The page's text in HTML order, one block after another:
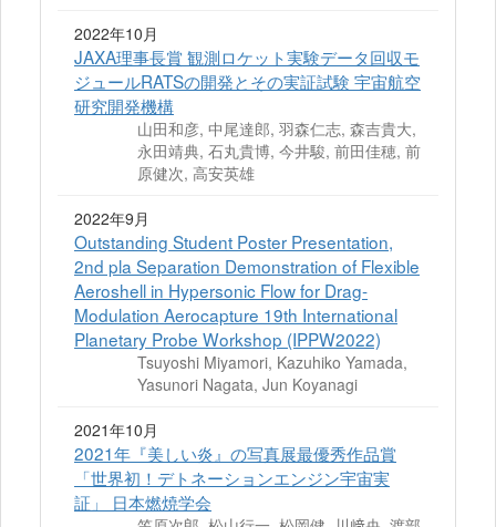
2022年10月
JAXA理事長賞 観測ロケット実験データ回収モ
ジュールRATSの開発とその実証試験 宇宙航空
研究開発機構
山田和彦, 中尾達郎, 羽森仁志, 森吉貴大,
永田靖典, 石丸貴博, 今井駿, 前田佳穂, 前
原健次, 高安英雄
2022年9月
Outstanding Student Poster Presentation,
2nd pla Separation Demonstration of Flexible
Aeroshell in Hypersonic Flow for Drag-
Modulation Aerocapture 19th International
Planetary Probe Workshop (IPPW2022)
Tsuyoshi Miyamori, Kazuhiko Yamada,
Yasunori Nagata, Jun Koyanagi
2021年10月
2021年『美しい炎』の写真展最優秀作品賞
「世界初！デトネーションエンジン宇宙実
証」 日本燃焼学会